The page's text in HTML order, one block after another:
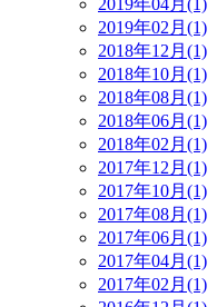
2019年04月(1)
2019年02月(1)
2018年12月(1)
2018年10月(1)
2018年08月(1)
2018年06月(1)
2018年02月(1)
2017年12月(1)
2017年10月(1)
2017年08月(1)
2017年06月(1)
2017年04月(1)
2017年02月(1)